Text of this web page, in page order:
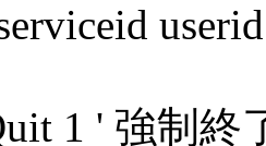
1 ' 強制終